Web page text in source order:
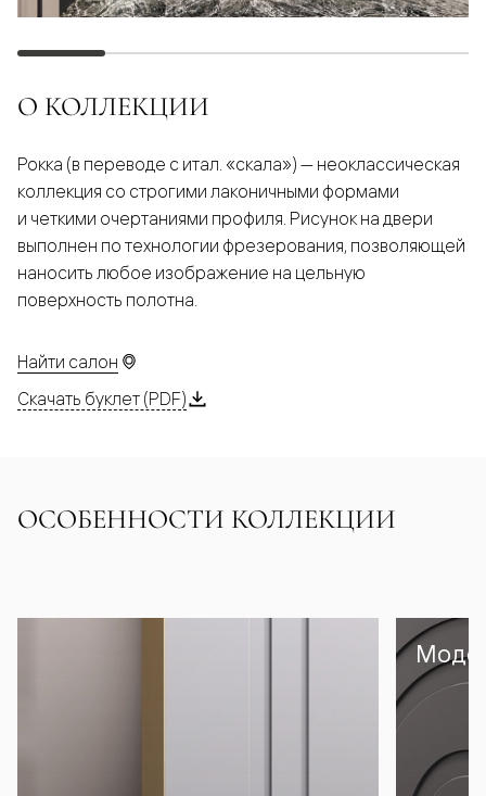
О КОЛЛЕКЦИИ
Рокка (в переводе с итал. «скала») — неоклассическая
коллекция со строгими лаконичными формами
и четкими очертаниями профиля. Рисунок на двери
выполнен по технологии фрезерования, позволяющей
наносить любое изображение на цельную
поверхность полотна.
Найти салон
Скачать буклет (PDF)
ОСОБЕННОСТИ КОЛЛЕКЦИИ